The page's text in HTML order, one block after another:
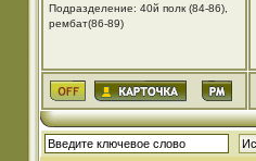
Подразделение: 40й полк (84-86),
рембат(86-89)